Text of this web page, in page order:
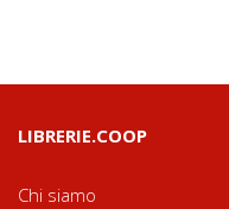
LIBRERIE.COOP
Chi siamo